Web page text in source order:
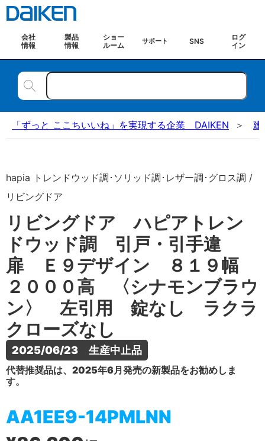
会社
情報
製品
情報
ショー
ルーム
サポート SNS
ログ
イン
「ずっと ここちいいね」を実現する企業 DAIKEN 建
hapia トレンドウッド調･ソリッド調･レザー調･グロス調 /
リビングドア
リビングドア ハピアトレン
ドウッド調 引戸・引手違
扉 Ｅ９デザイン ８１９幅
２０００高 〈シナモンブラウ
ン〉 左引用 錠なし ラクラ
クローズなし
2025/06/23　生産中止品
代替推奨品は、2025年6月発売の新製品をお勧めしま
す。
AA1EE9-14PMLNN